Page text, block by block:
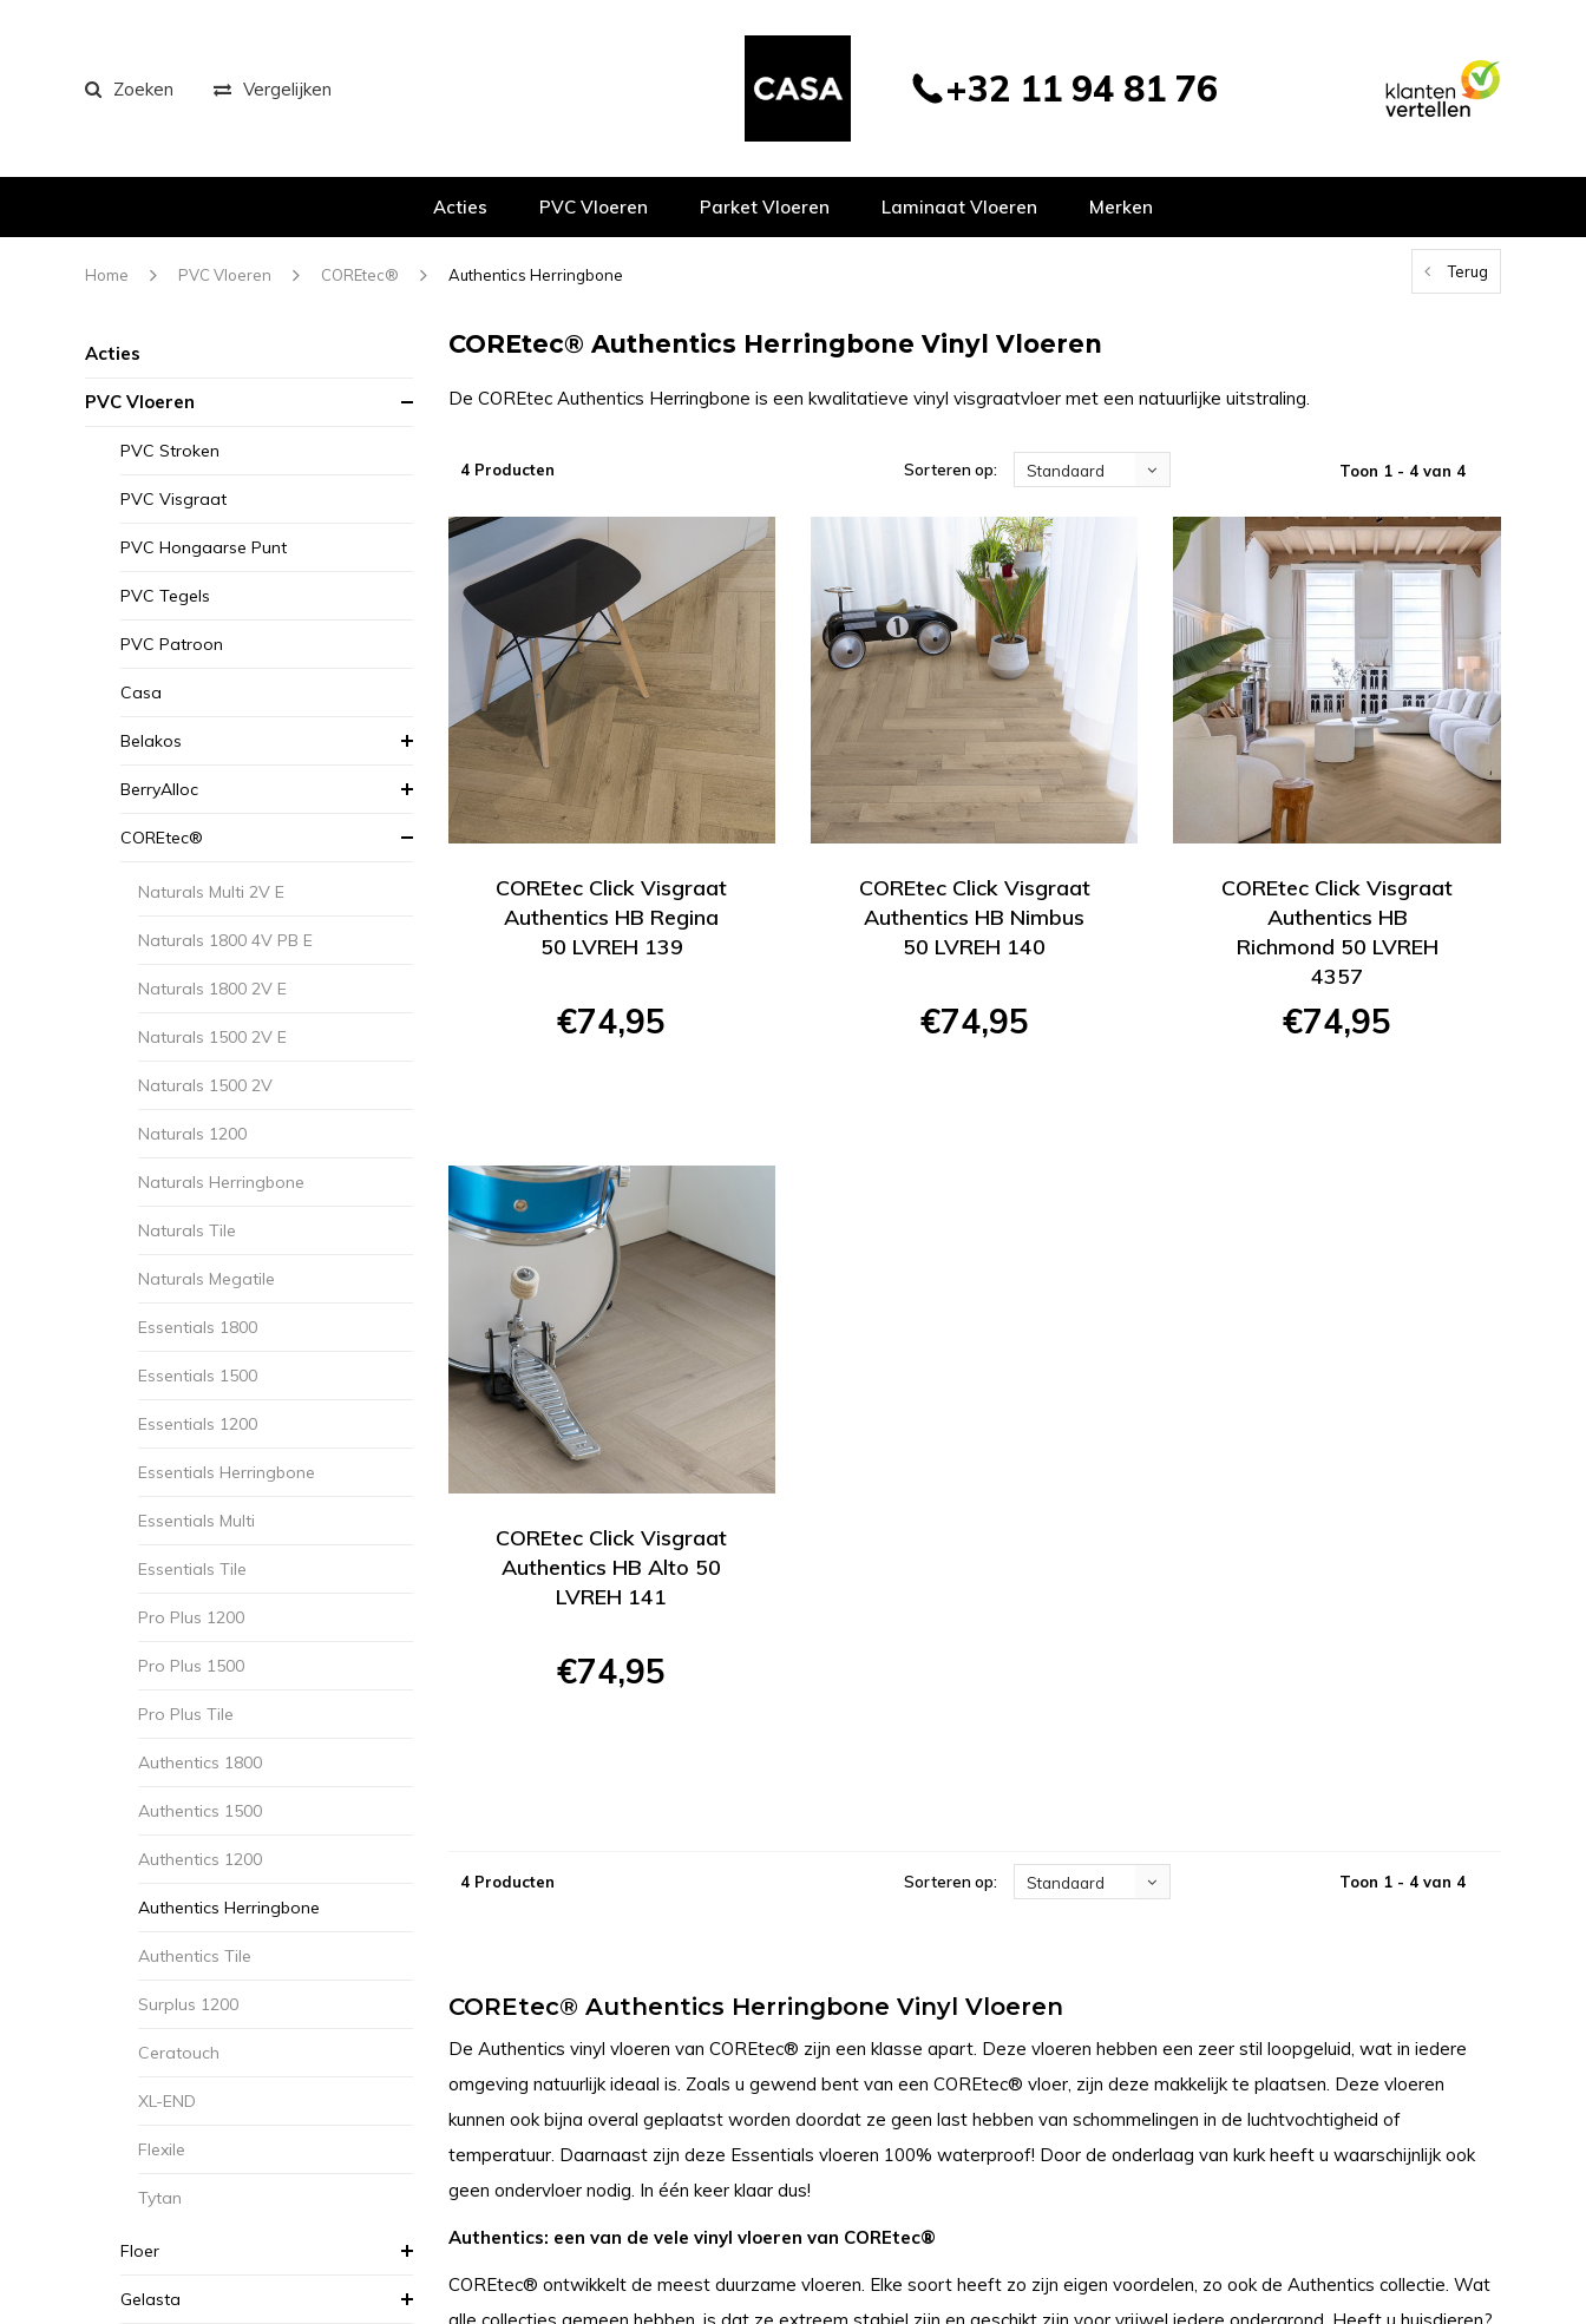
Zoeken Vergelijken +32 11 94 81 76
Acties PVC Vloeren Parket Vloeren Laminaat Vloeren Merken
Home PVC Vloeren COREtec® Authentics Herringbone Terug
Acties
PVC Vloeren
PVC Stroken
PVC Visgraat
PVC Hongaarse Punt
PVC Tegels
PVC Patroon
Casa
Belakos
BerryAlloc
COREtec®
Naturals Multi 2V E
Naturals 1800 4V PB E
Naturals 1800 2V E
Naturals 1500 2V E
Naturals 1500 2V
Naturals 1200
Naturals Herringbone
Naturals Tile
Naturals Megatile
Essentials 1800
Essentials 1500
Essentials 1200
Essentials Herringbone
Essentials Multi
Essentials Tile
Pro Plus 1200
Pro Plus 1500
Pro Plus Tile
Authentics 1800
Authentics 1500
Authentics 1200
Authentics Herringbone
Authentics Tile
Surplus 1200
Ceratouch
XL-END
Flexile
Tytan
Floer
Gelasta
COREtec® Authentics Herringbone Vinyl Vloeren
De COREtec Authentics Herringbone is een kwalitatieve vinyl visgraatvloer met een natuurlijke uitstraling.
4 Producten Sorteren op: Standaard Toon 1 - 4 van 4
COREtec Click Visgraat
Authentics HB Regina
50 LVREH 139
€74,95
COREtec Click Visgraat
Authentics HB Nimbus
50 LVREH 140
€74,95
COREtec Click Visgraat
Authentics HB
Richmond 50 LVREH
4357
€74,95
COREtec Click Visgraat
Authentics HB Alto 50
LVREH 141
€74,95
4 Producten Sorteren op: Standaard Toon 1 - 4 van 4
COREtec® Authentics Herringbone Vinyl Vloeren
De Authentics vinyl vloeren van COREtec® zijn een klasse apart. Deze vloeren hebben een zeer stil loopgeluid, wat in iedere
omgeving natuurlijk ideaal is. Zoals u gewend bent van een COREtec® vloer, zijn deze makkelijk te plaatsen. Deze vloeren
kunnen ook bijna overal geplaatst worden doordat ze geen last hebben van schommelingen in de luchtvochtigheid of
temperatuur. Daarnaast zijn deze Essentials vloeren 100% waterproof! Door de onderlaag van kurk heeft u waarschijnlijk ook
geen ondervloer nodig. In één keer klaar dus!
Authentics: een van de vele vinyl vloeren van COREtec®
COREtec® ontwikkelt de meest duurzame vloeren. Elke soort heeft zo zijn eigen voordelen, zo ook de Authentics collectie. Wat